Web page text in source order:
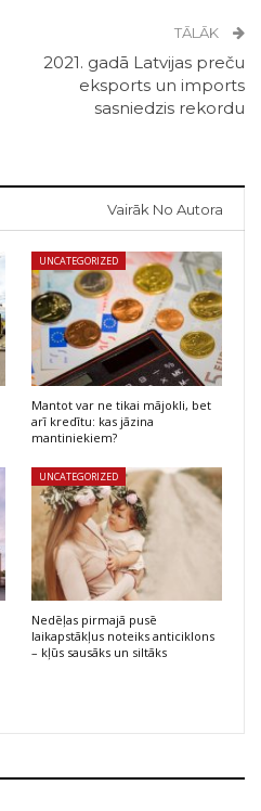
TĀLĀK
2021. gadā Latvijas preču
eksports un imports
sasniedzis rekordu
Vairāk No Autora
UNCATEGORIZED
Mantot var ne tikai mājokli, bet
arī kredītu: kas jāzina
mantiniekiem?
UNCATEGORIZED
Nedēļas pirmajā pusē
laikapstākļus noteiks anticiklons
– kļūs sausāks un siltāks